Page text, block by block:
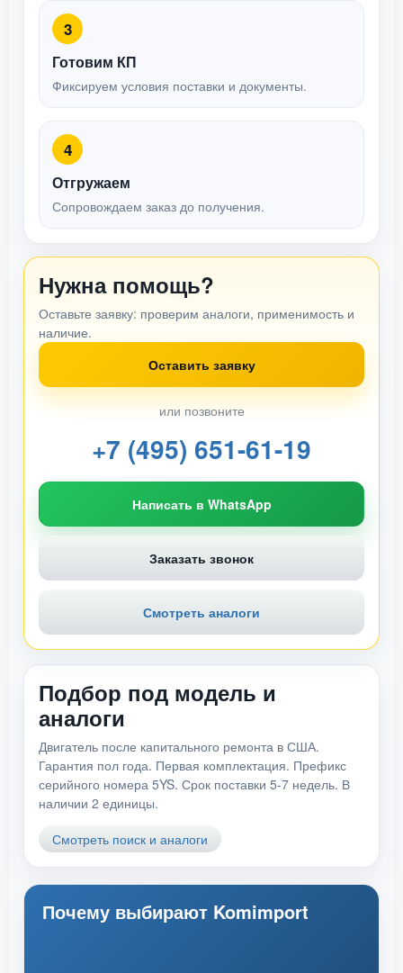
3
Готовим КП
Фиксируем условия поставки и документы.
4
Отгружаем
Сопровождаем заказ до получения.
Нужна помощь?
Оставьте заявку: проверим аналоги, применимость и
наличие.
Оставить заявку
или позвоните
+7 (495) 651-61-19
Написать в WhatsApp
Заказать звонок
Смотреть аналоги
Подбор под модель и
аналоги
Двигатель после капитального ремонта в США.
Гарантия пол года. Первая комплектация. Префикс
серийного номера 5YS. Срок поставки 5-7 недель. В
наличии 2 единицы.
Смотреть поиск и аналоги
Почему выбирают Komimport